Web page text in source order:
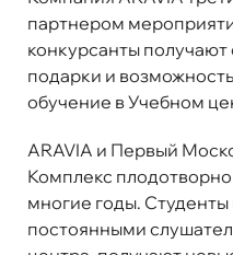
партнером
конкурсанты
подарки и
обучение в Учебном
ARAVIA и Первый
Комплекс
многие годы.
постоянными